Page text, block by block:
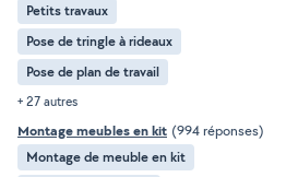
Petits travaux
Pose de tringle à rideaux
Pose de plan de travail
+ 27 autres
Montage meubles en kit (994 réponses)
Montage de meuble en kit